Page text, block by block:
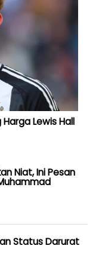
Lewis Hall
Niat, Ini Pesan
Status Darurat